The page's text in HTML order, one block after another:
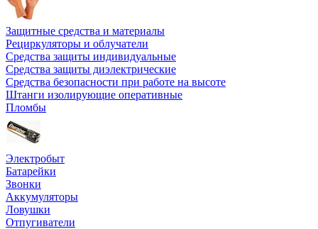
Защитные средства и материалы
Рециркуляторы и облучатели
Средства защиты индивидуальные
Средства защиты диэлектрические
Средства безопасности при работе на высоте
Штанги изолирующие оперативные
Пломбы
Электробыт
Батарейки
Звонки
Аккумуляторы
Ловушки
Отпугиватели